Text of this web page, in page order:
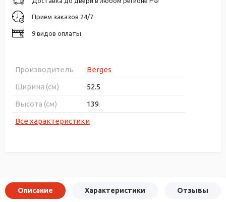
Прием заказов 24/7
9 видов оплаты
Производитель
Berges
Ширина (см)
52.5
Высота (см)
139
Все характеристики
Описание Характеристики Отзывы